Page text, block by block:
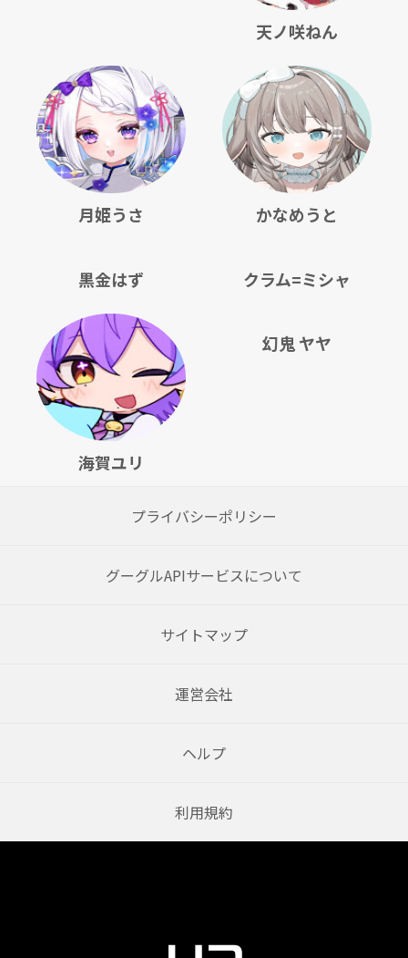
天ノ咲ねん
月姫うさ かなめうと
黒金はず クラム=ミシャ
海賀ユリ
幻鬼 ヤヤ
プライバシーポリシー
グーグルAPIサービスについて
サイトマップ
運営会社
ヘルプ
利用規約